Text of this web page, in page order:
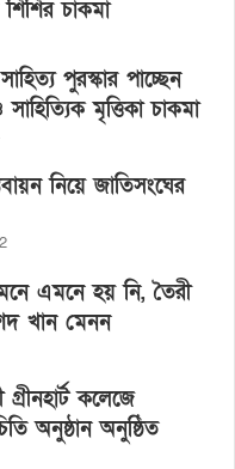
চাকমা
পুরস্কার পাচ্ছেন
মৃত্তিকা চাকমা
নিয়ে জাতিসংঘের
এমনে হয় নি, তৈরী
খান মেনন
কলেজে
অনুষ্ঠান অনুষ্ঠিত